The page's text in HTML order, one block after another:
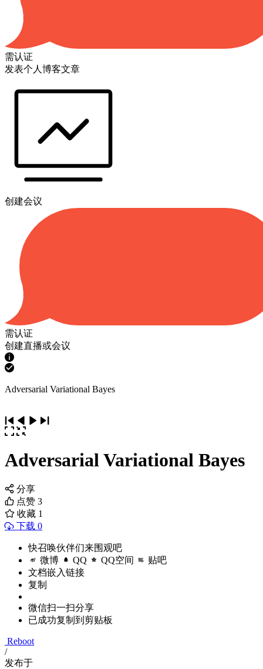
需认证
发表个人博客文章
创建会议
需认证
创建直播或会议
Adversarial Variational Bayes
Adversarial Variational Bayes
分享
点赞 3
收藏 1
下载 0
快召唤伙伴们来围观吧
微博 QQ QQ空间 贴吧
文档嵌入链接
复制
微信扫一扫分享
已成功复制到剪贴板
Reboot
/
发布于